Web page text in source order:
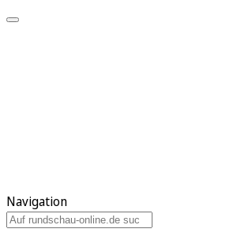
Navigation